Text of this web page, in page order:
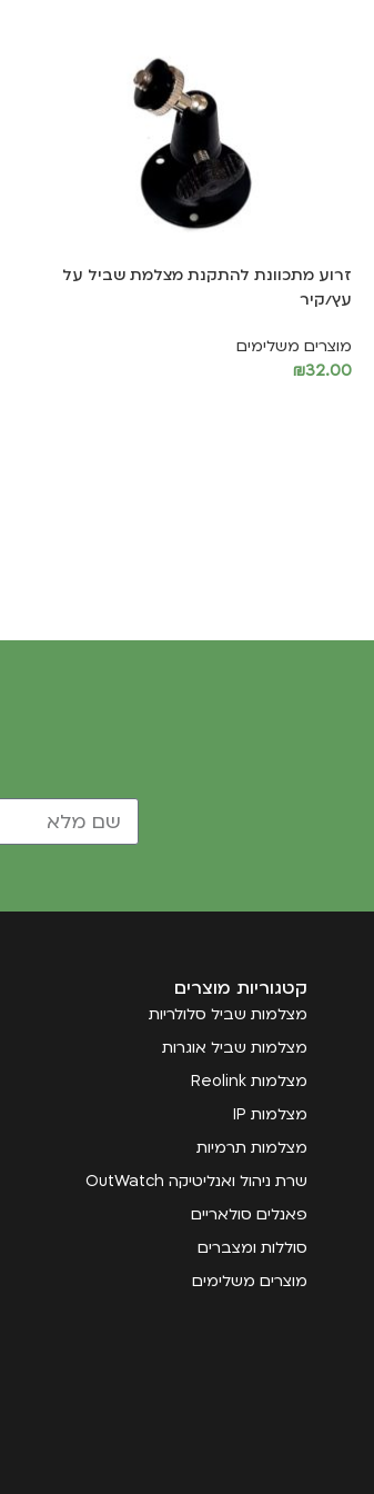
זרוע מתכוונת להתקנת מצלמת שביל על
עץ/קיר
מוצרים משלימים
₪32.00
קטגוריות מוצרים
מצלמות שביל סלולריות
מצלמות שביל אוגרות
מצלמות Reolink
מצלמות IP
מצלמות תרמיות
שרת ניהול ואנליטיקה OutWatch
פאנלים סולאריים
סוללות ומצברים
מוצרים משלימים